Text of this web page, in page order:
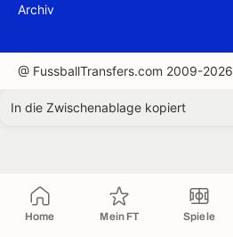
Home Mein FT Spiele
Archiv
@ FussballTransfers.com 2009-2026
In die Zwischenablage kopiert